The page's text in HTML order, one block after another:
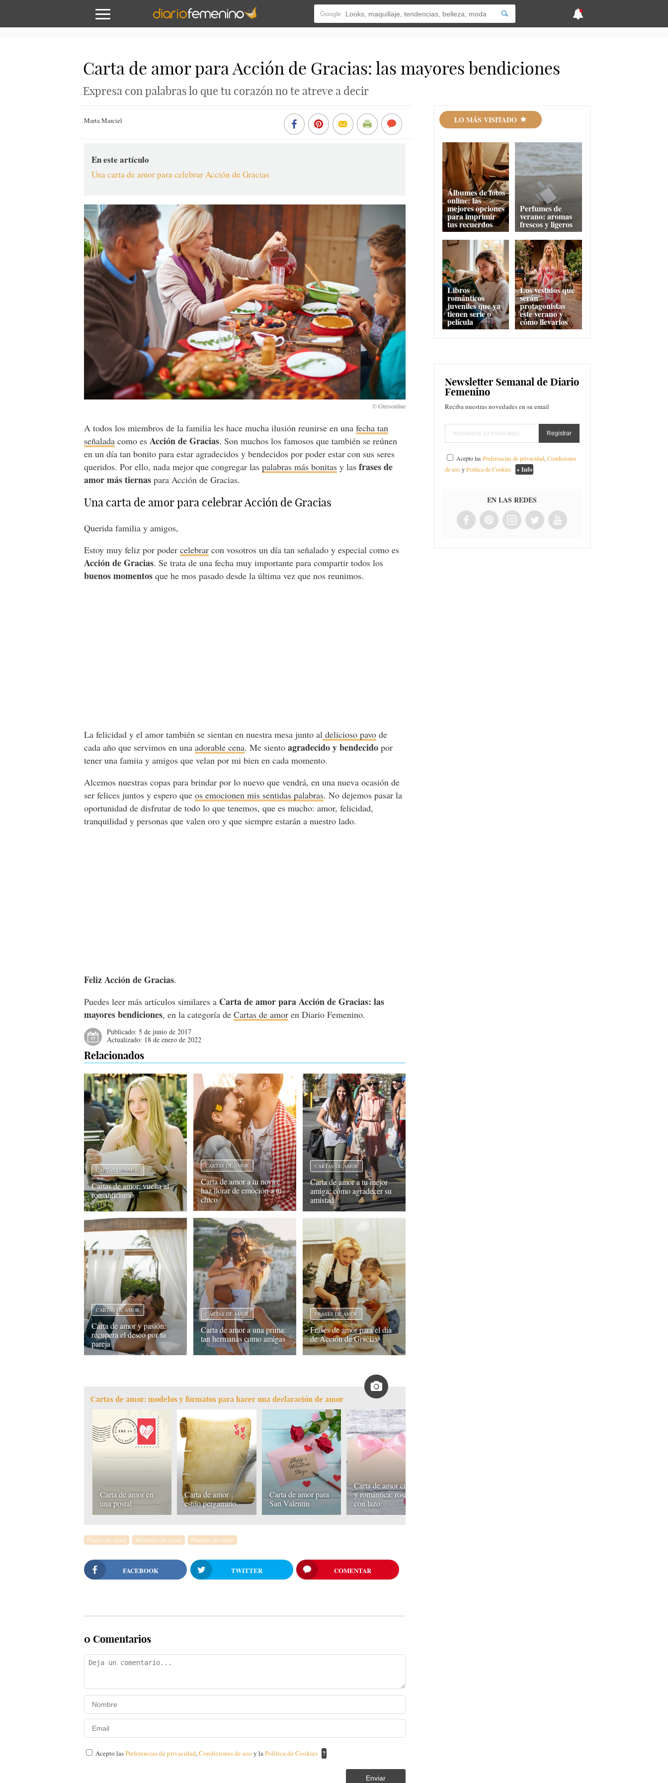
Carta de amor para Acción de Gracias: las mayores bendiciones
Expresa con palabras lo que tu corazón no te atreve a decir
Marta Marciel
En este artículo
Una carta de amor para celebrar Acción de Gracias
A todos los miembros de la familia les hace mucha ilusión reunirse en unafecha tan
señalada como esAcción de Gracias. Son muchos los famosos que también se reúnen
en un día tan bonito para estar agradecidos y bendecidos por poder estar con sus seres
queridos. Por ello, nada mejor que congregar laspalabras más bonitas y las frases de
amor más tiernas para Acción de Gracias.
Una carta de amor para celebrar Acción de Gracias
Querida familia y amigos,
Estoy muy feliz por podercelebrar con vosotros un día tan señalado y especial como es
Acción de Gracias. Se trata de una fecha muy importante para compartir todos los
buenos momentos que he mos pasado desde la última vez que nos reunimos.
La felicidad y el amor también se sientan en nuestra mesa junto al delicioso pavo de
cada año que servimos en unaadorable cena. Me sientoagradecido y bendecido por
tener una famiia y amigos que velan por mi bien en cada momento.
Alcemos nuestras copas para brindar por lo nuevo que vendrá, en una nueva ocasión de
ser felices juntos y espero queos emocionen mis sentidas palabras. No dejemos pasar la
oportunidad de disfrutar de todo lo que tenemos, que es mucho: amor, felicidad,
tranquilidad y personas que valen oro y que siempre estarán a nuestro lado.
Feliz Acción de Gracias.
Puedes leer más artículos similares a Carta de amor para Acción de Gracias: las
mayores bendiciones, en la categoría deCartas de amor en Diario Femenino.
Publicado:5 de junio de 2017
Actualizado: 18 de enero de 2022
Relacionados
CARTAS DE AMOR
Cartas de amor; vuelta al
romanticismo
CARTAS DE AMOR
Carta de amor a tu novio:
haz llorar de emoción a tu
chico
CARTAS DE AMOR
Carta de amor a tu mejor
amiga: cómo agradecer su
amistad
CARTAS DE AMOR
Carta de amor y pasión:
recupera el deseo por tu
pareja
CARTAS DE AMOR
Carta de amor a una prima:
tan hermanas como amigas
FRASES DE AMOR
Frases de amor para el día
de Acción de Gracias
Cartas de amor: modelos y formatos para hacer una declaración de amor
Carta de amor en
una postal
Carta de amor
estilo pergamino
Carta de amor para
San Valentín
Carta de amor cursi
y romántica: rosa y
con lazo
Frases de amor Historias de amor Poemas de amor
FACEBOOK TWITTER COMENTAR
0 Comentarios
Acepto lasPreferencias de privacidad,Condiciones de usoy laPolítica de Cookies ?
Enviar
LO MÁS VISITADO
Álbumes de fotos
online: las
mejores opciones
para imprimir
tus recuerdos
Perfumes de
verano: aromas
frescos y ligeros
Libros
románticos
juveniles que ya
tienen serie o
película
Los vestidos que
serán
protagonistas
este verano y
cómo llevarlos
Newsletter Semanal de Diario
Femenino
Reciba nuestras novedades en su email
Acepto lasPreferencias de privacidad,Condiciones
de usoyPolítica de Cookies + Info
EN LAS REDES